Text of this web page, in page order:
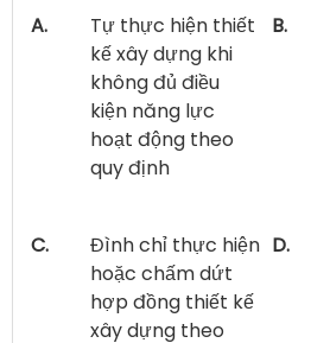
A.
Tự thực hiện thiết
kế xây dựng khi
không đủ điều
kiện năng lực
hoạt động theo
quy định
B.
C.
Đình chỉ thực hiện
hoặc chấm dứt
hợp đồng thiết kế
xây dựng theo
D.